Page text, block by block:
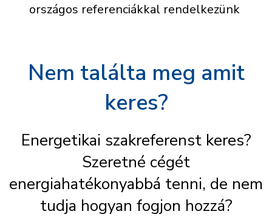
országos referenciákkal rendelkezünk
Nem találta meg amit
keres?
Energetikai szakreferenst keres?
Szeretné cégét
energiahatékonyabbá tenni, de nem
tudja hogyan fogjon hozzá?